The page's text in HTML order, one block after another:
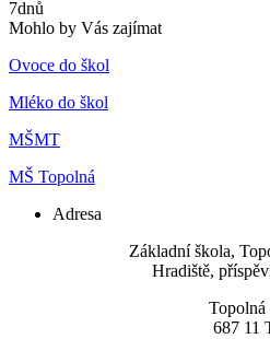
7dnů
Mohlo by Vás zajímat
Ovoce do škol
Mléko do škol
MŠMT
MŠ Topolná
Adresa
​Základní škola,
Hradiště,
Topolná
687 11